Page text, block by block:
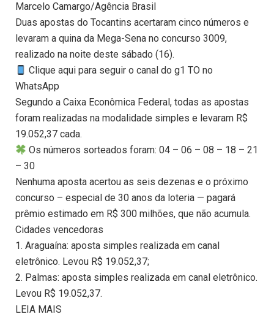
Marcelo Camargo/Agência Brasil
Duas apostas do Tocantins acertaram cinco números e
levaram a quina da Mega-Sena no concurso 3009,
realizado na noite deste sábado (16).
Clique aqui para seguir o canal do g1 TO no
WhatsApp
Segundo a Caixa Econômica Federal, todas as apostas
foram realizadas na modalidade simples e levaram R$
19.052,37 cada.
Os números sorteados foram: 04 – 06 – 08 – 18 – 21
– 30
Nenhuma aposta acertou as seis dezenas e o próximo
concurso – especial de 30 anos da loteria — pagará
prêmio estimado em R$ 300 milhões, que não acumula.
Cidades vencedoras
1. Araguaína: aposta simples realizada em canal
eletrônico. Levou R$ 19.052,37;
2. Palmas: aposta simples realizada em canal eletrônico.
Levou R$ 19.052,37.
LEIA MAIS